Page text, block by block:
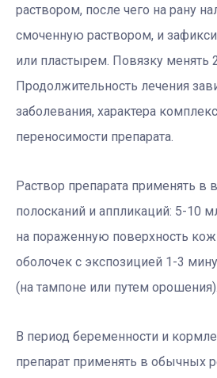
раствором, после чего на рану
смоченную раствором, и
или пластырем. Повязку менять
Продолжительность лечения
заболевания, характера
переносимости препарата.
Раствор препарата применять в
полосканий и аппликаций: 5-10
на пораженную поверхность
оболочек с экспозицией 1-3
(на тампоне или путем орошения).
В период беременности и
препарат применять в обычных